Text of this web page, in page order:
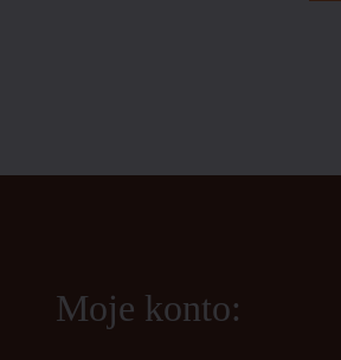
Moje konto: